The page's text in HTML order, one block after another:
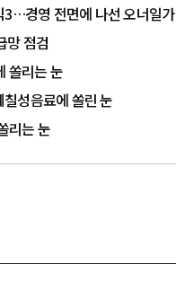
경영 전면에 나선 오너일가
망 점검
쏠리는 눈
성음료에 쏠린 눈
리는 눈